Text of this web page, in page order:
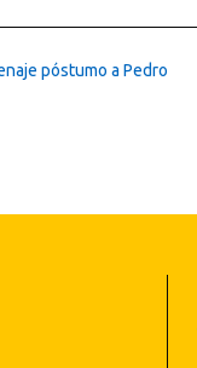
póstumo a Pedro